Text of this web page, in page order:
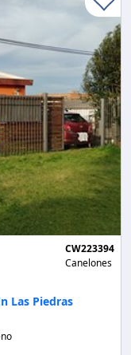
CW223394
Canelones
Las Piedras